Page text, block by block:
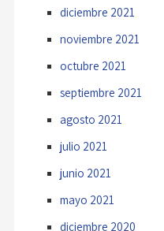
diciembre 2021
noviembre 2021
octubre 2021
septiembre 2021
agosto 2021
julio 2021
junio 2021
mayo 2021
diciembre 2020